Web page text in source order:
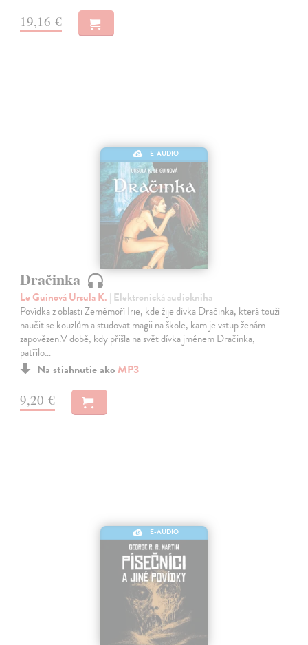
19,16 €
E-AUDIO
Dračinka
Le Guinová Ursula K. | Elektronická audiokniha
Povídka z oblasti Zeměmoří Irie, kde žije dívka Dračinka, která touží
naučit se kouzlům a studovat magii na škole, kam je vstup ženám
zapovězen.V době, kdy přišla na svět dívka jménem Dračinka,
patřilo…
Na stiahnutie ako MP3
9,20 €
E-AUDIO